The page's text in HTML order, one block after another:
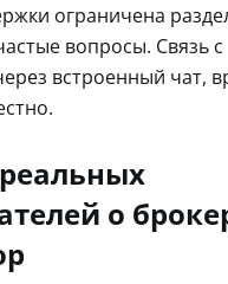
ограничена
вопросы. Связь с
встроенный чат,
о